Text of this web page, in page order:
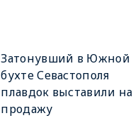
Затонувший в Южной
бухте Севастополя
плавдок выставили на
продажу